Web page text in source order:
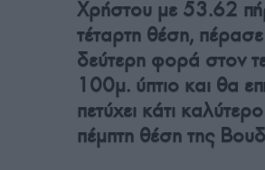
Χρήστου με 53.62
τέταρτη θέση, πέρασε
δεύτερη φορά στον
100μ. ύπτιο και θα
πετύχει κάτι
πέμπτη θέση της